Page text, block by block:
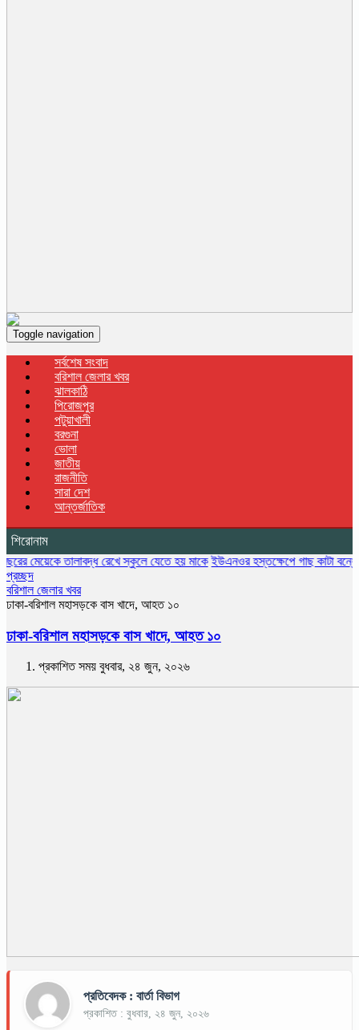
Toggle navigation
সর্বশেষ সংবাদ
বরিশাল জেলার খবর
ঝালকাঠি
পিরোজপুর
পটুয়াখালী
বরগুনা
ভোলা
জাতীয়
রাজনীতি
সারা দেশ
আন্তর্জাতিক
শিরোনাম
তালাবদ্ধ রেখে স্কুলে যেতে হয় মাকে ইউএনওর হস্তক্ষেপে গাছ কাটা বন্ধের ১৩ দিন
প্রচ্ছদ
বরিশাল জেলার খবর
ঢাকা-বরিশাল মহাসড়কে বাস খাদে, আহত ১০
ঢাকা-বরিশাল মহাসড়কে বাস খাদে, আহত ১০
প্রকাশিত সময় বুধবার, ২৪ জুন, ২০২৬
প্রতিবেদক : বার্তা বিভাগ
প্রকাশিত : বুধবার, ২৪ জুন, ২০২৬